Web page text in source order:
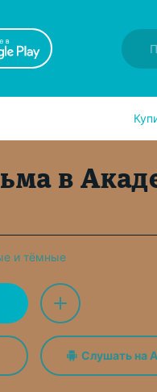
в
и тёмные
Слушать на